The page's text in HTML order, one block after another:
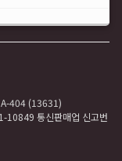
A-404 (13631)
통신판매업 신고번